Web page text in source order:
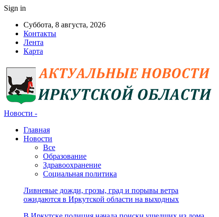
Sign in
Суббота, 8 августа, 2026
Контакты
Лента
Карта
Новости -
Главная
Новости
Все
Образование
Здравоохранение
Социальная политика
Ливневые дожди, грозы, град и порывы ветра
ожидаются в Иркутской области на выходных